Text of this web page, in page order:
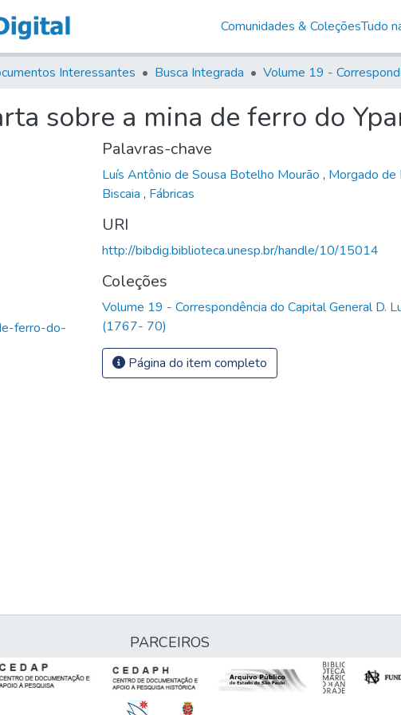
Comunidades & ColeçõesTudo
Interessantes Busca Integrada
sobre a mina de ferro do
ferro-do-
Palavras-chave
Luís Antônio de Sousa Botelho Mourão , Morgado de
Biscaia , Fábricas
URI
http://bibdig.biblioteca.unesp.br/handle/10/15014
Coleções
Volume 19 - Correspondência do Capital General D.
(1767- 70)
Página do item completo
PARCEIROS